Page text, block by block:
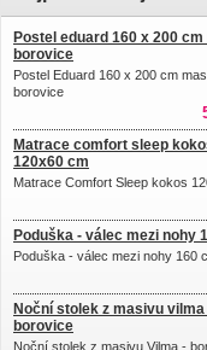
Postel eduard 160 x 200
borovice
Postel Eduard 160 x 200 cm
borovice
Matrace comfort sleep
120x60 cm
Matrace Comfort Sleep kokos
Poduška - válec mezi nohy
Poduška - válec mezi nohy 160
Noční stolek z masivu vilma
borovice
Noční stolek z masivu Vilma -